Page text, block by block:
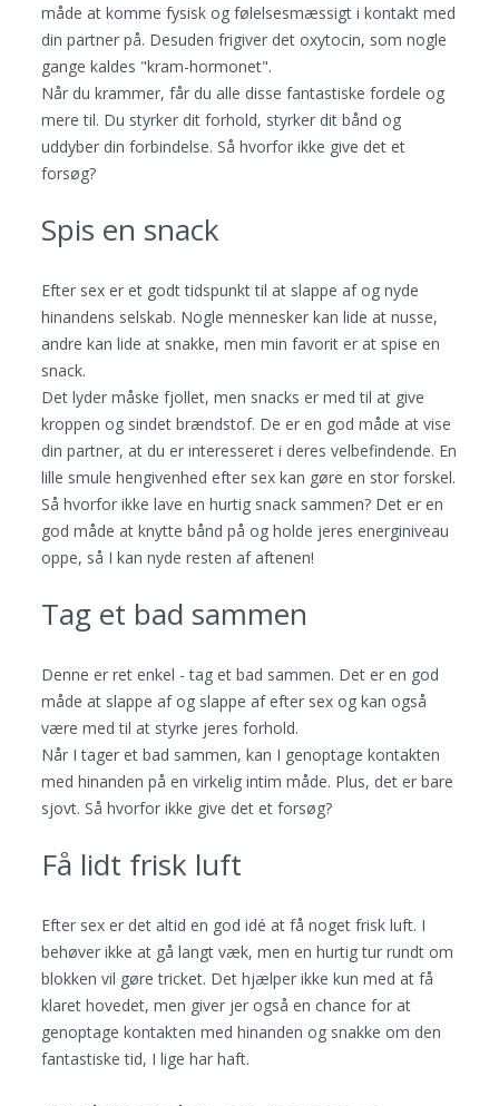
måde at komme fysisk og følelsesmæssigt i kontakt med
din partner på. Desuden frigiver det oxytocin, som nogle
gange kaldes "kram-hormonet".
Når du krammer, får du alle disse fantastiske fordele og
mere til. Du styrker dit forhold, styrker dit bånd og
uddyber din forbindelse. Så hvorfor ikke give det et
forsøg?
Spis en snack
Efter sex er et godt tidspunkt til at slappe af og nyde
hinandens selskab. Nogle mennesker kan lide at nusse,
andre kan lide at snakke, men min favorit er at spise en
snack.
Det lyder måske fjollet, men snacks er med til at give
kroppen og sindet brændstof. De er en god måde at vise
din partner, at du er interesseret i deres velbefindende. En
lille smule hengivenhed efter sex kan gøre en stor forskel.
Så hvorfor ikke lave en hurtig snack sammen? Det er en
god måde at knytte bånd på og holde jeres energiniveau
oppe, så I kan nyde resten af aftenen!
Tag et bad sammen
Denne er ret enkel - tag et bad sammen. Det er en god
måde at slappe af og slappe af efter sex og kan også
være med til at styrke jeres forhold.
Når I tager et bad sammen, kan I genoptage kontakten
med hinanden på en virkelig intim måde. Plus, det er bare
sjovt. Så hvorfor ikke give det et forsøg?
Få lidt frisk luft
Efter sex er det altid en god idé at få noget frisk luft. I
behøver ikke at gå langt væk, men en hurtig tur rundt om
blokken vil gøre tricket. Det hjælper ikke kun med at få
klaret hovedet, men giver jer også en chance for at
genoptage kontakten med hinanden og snakke om den
fantastiske tid, I lige har haft.